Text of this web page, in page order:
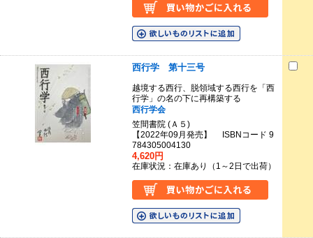
西行学 第十三号
越境する西行、脱領域する西行を「西
行学」の名の下に再構築する
西行学会
笠間書院 (Ａ５)
【2022年09月発売】 ISBNコード 9
784305004130
4,620円
在庫状況：在庫あり（1～2日で出荷）